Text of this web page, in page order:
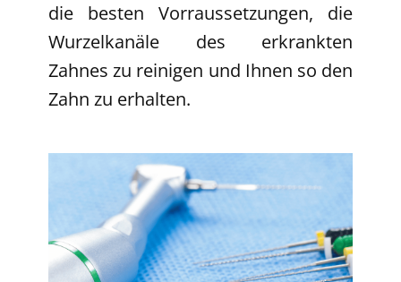
die besten Vorraussetzungen, die
Wurzelkanäle des erkrankten
Zahnes zu reinigen und Ihnen so den
Zahn zu erhalten.